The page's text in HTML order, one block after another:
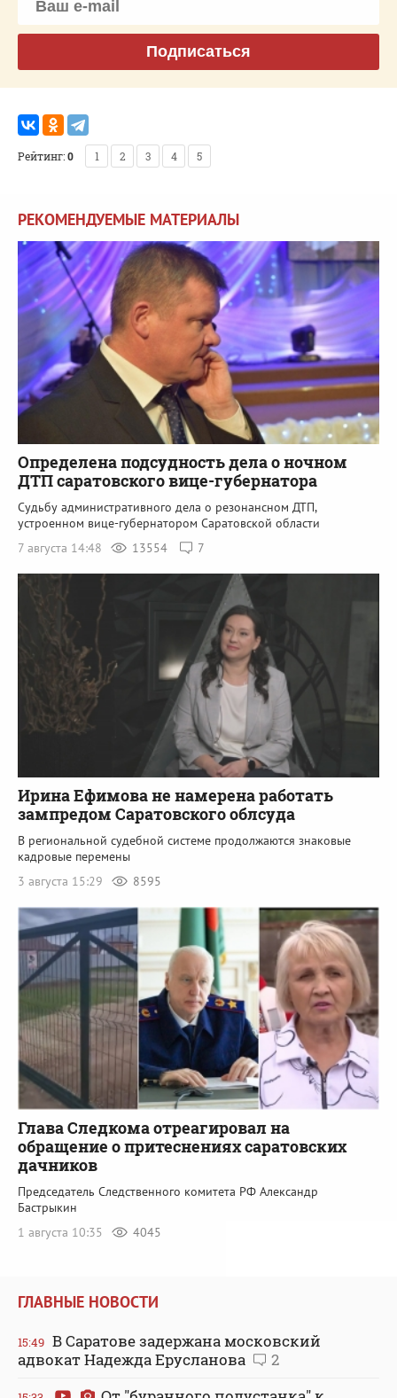
Подписаться
Рейтинг:0 1 2 3 4 5
РЕКОМЕНДУЕМЫЕ МАТЕРИАЛЫ
Определена подсудность дела о ночном
ДТП саратовского вице-губернатора
Судьбу административного дела о резонансном ДТП,
устроенном вице-губернатором Саратовской области
7 августа 14:48
13554 7
Ирина Ефимова не намерена работать
зампредом Саратовского облсуда
В региональной судебной системе продолжаются знаковые
кадровые перемены
3 августа 15:29
8595
Глава Следкома отреагировал на
обращение о притеснениях саратовских
дачников
Председатель Следственного комитета РФ Александр
Бастрыкин
1 августа 10:35
4045
ГЛАВНЫЕ НОВОСТИ
15:49 В Саратове задержана московский
адвокат Надежда Ерусланова
2